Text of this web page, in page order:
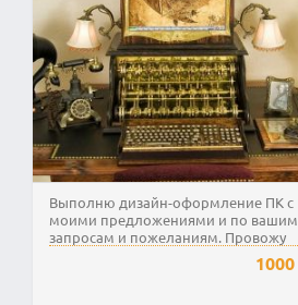
Выполню дизайн-оформление ПК с
моими предложениями и по вашим
запросам и пожеланиям. Провожу
1000